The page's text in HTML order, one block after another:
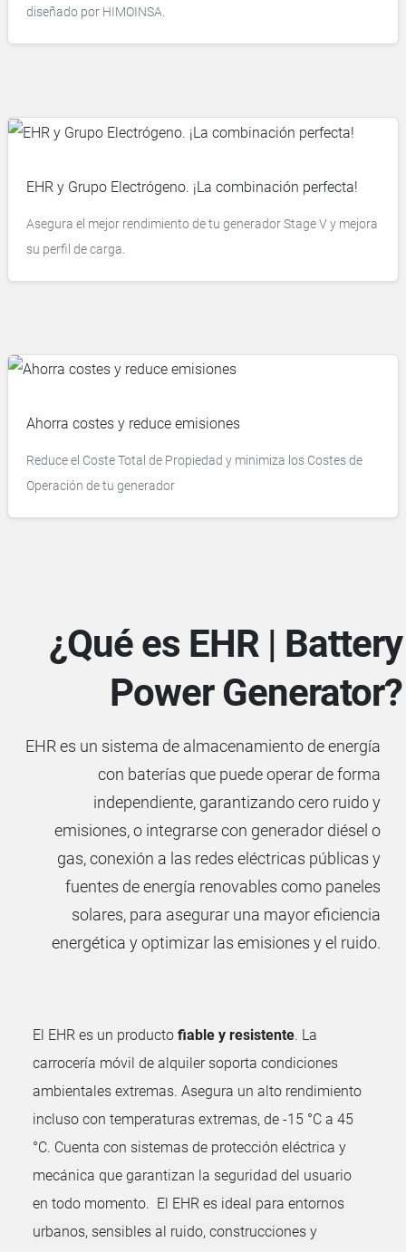
diseñado por HIMOINSA.
EHR y Grupo Electrógeno. ¡La combinación perfecta!
Asegura el mejor rendimiento de tu generador Stage V y mejora
su perfil de carga.
Ahorra costes y reduce emisiones
Reduce el Coste Total de Propiedad y minimiza los Costes de
Operación de tu generador
¿Qué es EHR | Battery
Power Generator?
EHR es un sistema de almacenamiento de energía
con baterías que puede operar de forma
independiente, garantizando cero ruido y
emisiones, o integrarse con generador diésel o
gas, conexión a las redes eléctricas públicas y
fuentes de energía renovables como paneles
solares, para asegurar una mayor eficiencia
energética y optimizar las emisiones y el ruido.
El EHR es un producto fiable y resistente. La
carrocería móvil de alquiler soporta condiciones
ambientales extremas. Asegura un alto rendimiento
incluso con temperaturas extremas, de -15 °C a 45
°C. Cuenta con sistemas de protección eléctrica y
mecánica que garantizan la seguridad del usuario
en todo momento. El EHR es ideal para entornos
urbanos, sensibles al ruido, construcciones y